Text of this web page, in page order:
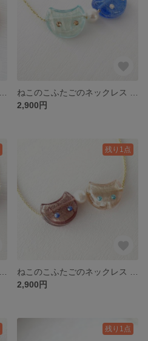
2,900円
残り1点
2,900円
残り1点